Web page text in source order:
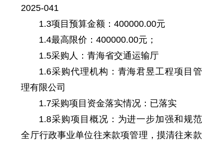
2025-041
1.3项目预算金额：400000.00元
1.4最高限价：400000.00元；
1.5采购人：青海省交通运输厅
1.6采购代理机构：青海君昱工程项目管
理有限公司
1.7采购项目资金落实情况：已落实
1.8采购项目概况：为进一步加强和规范
全厅行政事业单位往来款项管理，摸清往来款